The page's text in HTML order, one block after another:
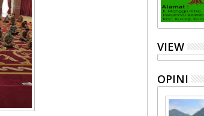
VIEW
OPINI